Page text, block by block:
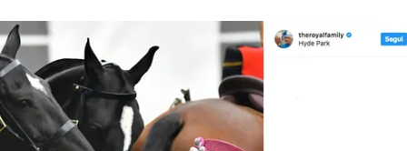
EVENTI
VIDEO